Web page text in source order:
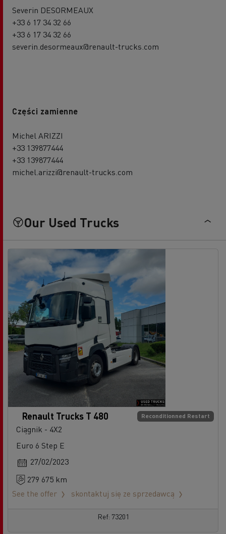
Severin DESORMEAUX
+33 6 17 34 32 66
+33 6 17 34 32 66
severin.desormeaux@renault-trucks.com
Części zamienne
Michel ARIZZI
+33 139877444
+33 139877444
michel.arizzi@renault-trucks.com
Our Used Trucks
Reconditionned Restart
Renault Trucks T 480
Ciągnik - 4X2
Euro 6 Step E
27/02/2023
279 675 km
See the offer
skontaktuj się ze sprzedawcą
Ref: 73201